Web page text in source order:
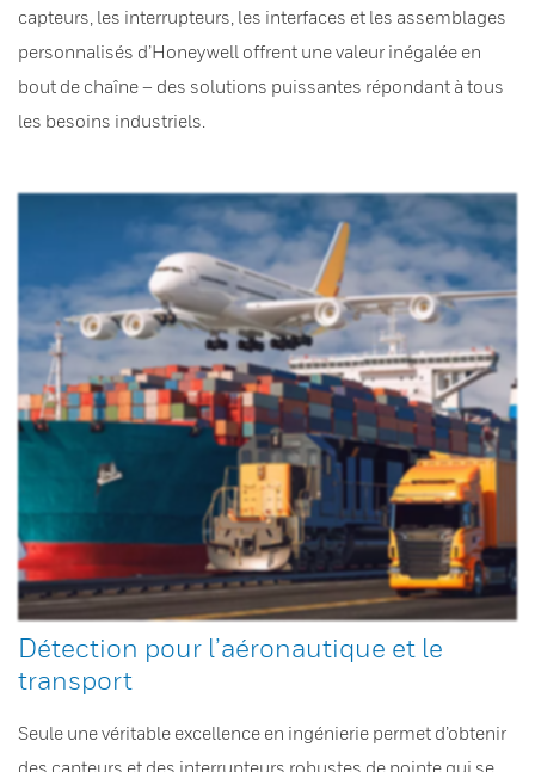
capteurs, les interrupteurs, les interfaces et les assemblages
personnalisés d’Honeywell offrent une valeur inégalée en
bout de chaîne – des solutions puissantes répondant à tous
les besoins industriels.
Détection pour l’aéronautique et le
transport
Seule une véritable excellence en ingénierie permet d’obtenir
des capteurs et des interrupteurs robustes de pointe qui se